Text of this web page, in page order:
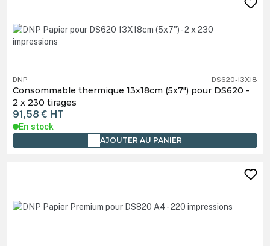
DNP DS620-13X18
Consommable thermique 13x18cm (5x7") pour DS620 -
2 x 230 tirages
91,58 € HT
En stock
AJOUTER AU PANIER